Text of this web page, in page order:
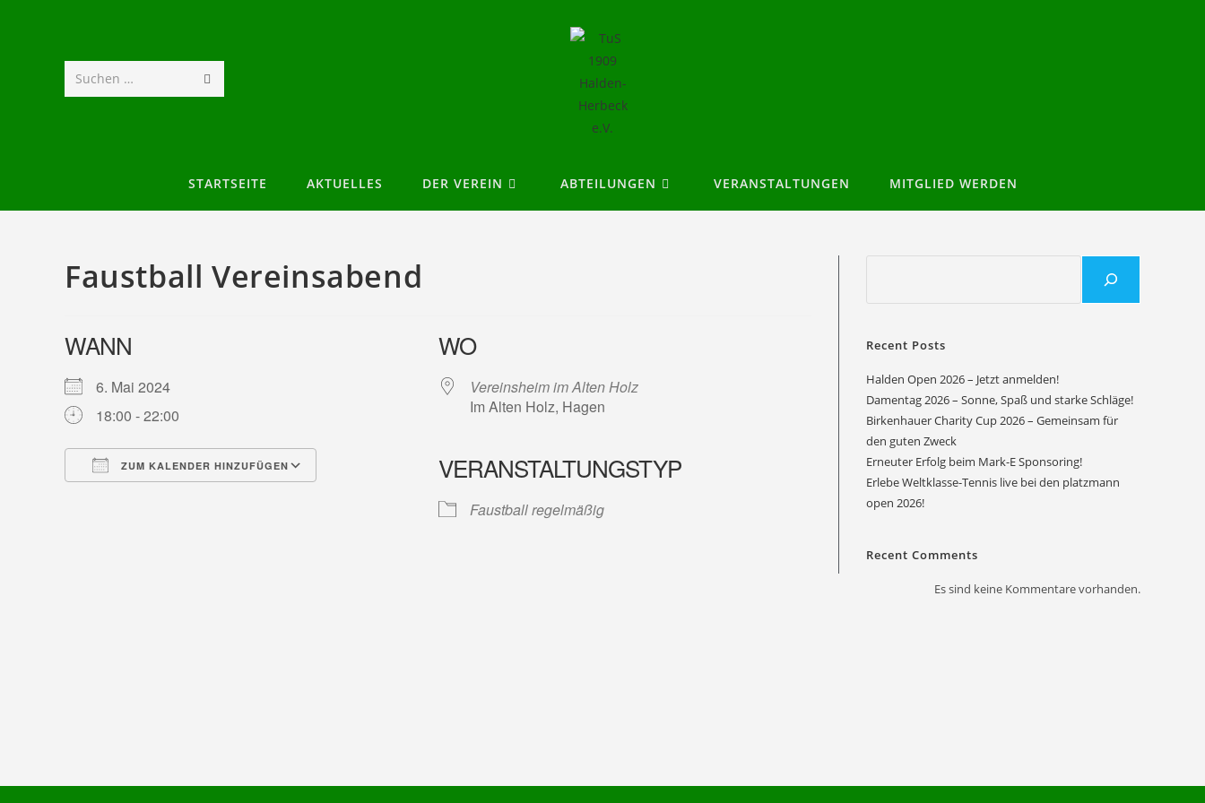
Suchen …
STARTSEITE AKTUELLES DER VEREIN ABTEILUNGEN VERANSTALTUNGEN MITGLIED WERDEN
Faustball Vereinsabend
WANN
6. Mai 2024
18:00 - 22:00
ZUM KALENDER HINZUFÜGEN
Google Kalender Office 365
WO
Vereinsheim im Alten Holz
Im Alten Holz, Hagen
VERANSTALTUNGSTYP
Faustball regelmäßig
Recent Posts
Halden Open 2026 – Jetzt anmelden!
Damentag 2026 – Sonne, Spaß und starke Schläge!
Birkenhauer Charity Cup 2026 – Gemeinsam für
den guten Zweck
Erneuter Erfolg beim Mark-E Sponsoring!
Erlebe Weltklasse-Tennis live bei den platzmann
open 2026!
Recent Comments
Es sind keine Kommentare vorhanden.